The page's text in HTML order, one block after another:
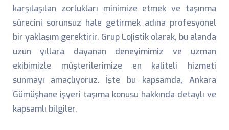
karşılaşılan zorlukları minimize etmek ve taşınma
sürecini sorunsuz hale getirmek adına profesyonel
bir yaklaşım gerektirir. Grup Lojistik olarak, bu alanda
uzun yıllara dayanan deneyimimiz ve uzman
ekibimizle müşterilerimize en kaliteli hizmeti
sunmayı amaçlıyoruz. İşte bu kapsamda, Ankara
Gümüşhane işyeri taşıma konusu hakkında detaylı ve
kapsamlı bilgiler.